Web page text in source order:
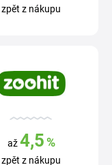
zpět z nákupu
až 4,5%
zpět z nákupu